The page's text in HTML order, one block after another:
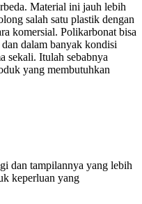
Material ini jauh lebih
salah satu plastik dengan
komersial. Polikarbonat bisa
dalam banyak kondisi
sekali. Itulah sebabnya
yang membutuhkan
dan tampilannya yang lebih
keperluan yang